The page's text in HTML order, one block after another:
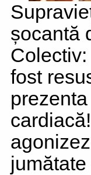
șocantă
fost